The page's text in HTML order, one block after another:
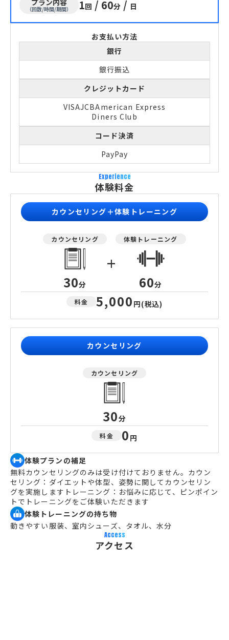
プラン内容
（回数/時間/期間） 1回 / 60分 / 日
お支払い方法
銀行
銀行振込
クレジットカード
VISAJCBAmerican Express
Diners Club
コード決済
PayPay
Experience
体験料金
カウンセリング＋体験トレーニング
カウンセリング
30分
+
体験トレーニング
60分
料金 5,000 円(税込)
カウンセリング
カウンセリング
30分
料金 0 円
体験プランの補足
無料カウンセリングのみは受け付けておりません。カウン
セリング：ダイエットや体型、姿勢に関してカウンセリン
グを実施しますトレーニング：お悩みに応じて、ピンポイン
トでトレーニングをご体験いただきます
体験トレーニングの持ち物
動きやすい服装、室内シューズ、タオル、水分
Access
アクセス